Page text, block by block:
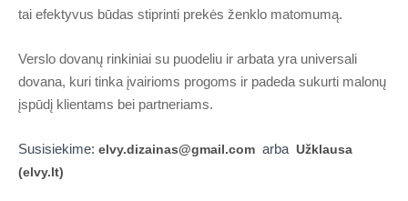
tai efektyvus būdas stiprinti prekės ženklo matomumą.
Verslo dovanų rinkiniai su puodeliu ir arbata yra universali
dovana, kuri tinka įvairioms progoms ir padeda sukurti malonų
įspūdį klientams bei partneriams.
Susisiekime: elvy.dizainas@gmail.com arba Užklausa
(elvy.lt)